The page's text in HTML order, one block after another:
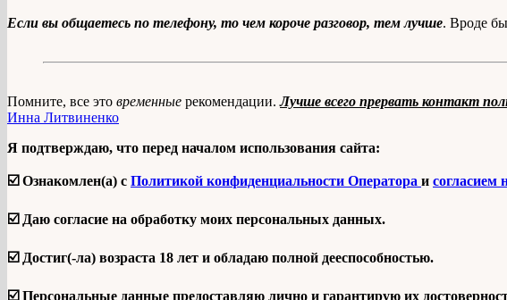
Если вы общаетесь по телефону, то чем короче разговор, тем лучше. Вроде
Помните, все это временные рекомендации.Лучше всего прервать контакт
Инна Литвиненко
Я подтверждаю, что перед началом использования сайта:
☑️ Ознакомлен(а) с Политикой конфиденциальности Оператора и согласием
☑️ Даю согласие на обработку моих персональных данных.
☑️ Достиг(-ла) возраста 18 лет и обладаю полной дееспособностью.
☑️ Персональные данные предоставляю лично и гарантирую их